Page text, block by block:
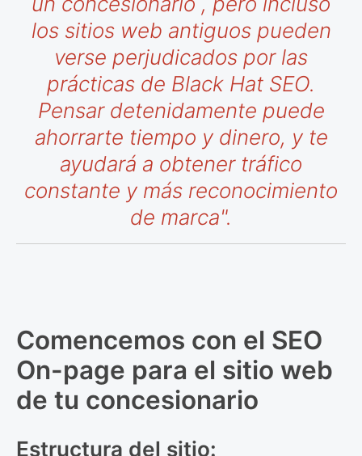
los sitios web antiguos pueden
verse perjudicados por las
prácticas de Black Hat SEO.
Pensar detenidamente puede
ahorrarte tiempo y dinero, y te
ayudará a obtener tráfico
constante y más reconocimiento
de marca".
Comencemos con el SEO
On-page para el sitio web
de tu concesionario
Estructura del sitio: